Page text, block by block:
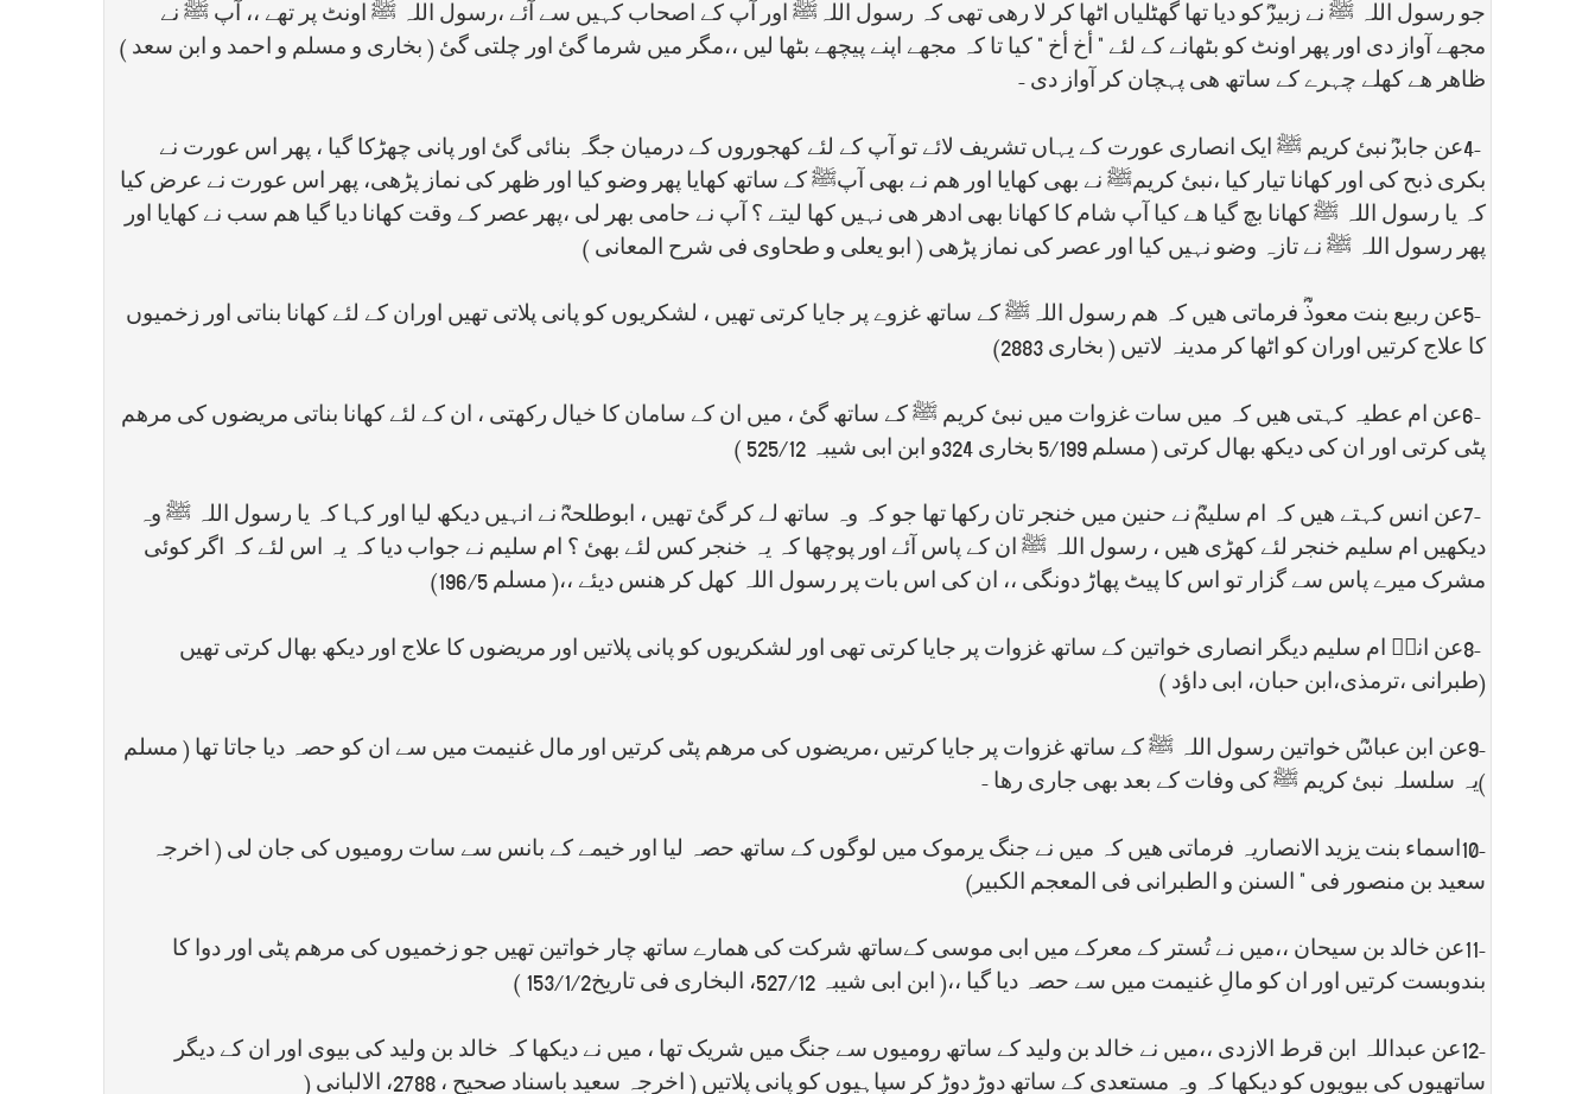
جو رسول اللہ ﷺ نے زبیرؓ کو دیا تھا گھٹلیاں اٹھا کر لا رھی تھی کہ رسول اللہﷺ اور آپ کے اصحاب کہیں سے آئے ،رسول اللہ ﷺ اونٹ پر تھے ،، آپ ﷺ نے
مجھے آواز دی اور پھر اونٹ کو بٹھانے کے لئے " أخ أخ " کیا تا کہ مجھے اپنے پیچھے بٹھا لیں ،،مگر میں شرما گئ اور چلتی گئ ( بخاری و مسلم و احمد و ابن سعد )
ظاھر ھے کھلے چہرے کے ساتھ ھی پہچان کر آواز دی -
4-عن جابرؓ نبئ کریم ﷺ ایک انصاری عورت کے یہاں تشریف لائے تو آپ کے لئے کھجوروں کے درمیان جگہ بنائی گئ اور پانی چھڑکا گیا ، پھر اس عورت نے
بکری ذبح کی اور کھانا تیار کیا ،نبئ کریمﷺ نے بھی کھایا اور ھم نے بھی آپﷺ کے ساتھ کھایا پھر وضو کیا اور ظھر کی نماز پڑھی، پھر اس عورت نے عرض کیا
کہ یا رسول اللہ ﷺ کھانا بچ گیا ھے کیا آپ شام کا کھانا بھی ادھر ھی نہیں کھا لیتے ؟ آپ نے حامی بھر لی ،پھر عصر کے وقت کھانا دیا گیا ھم سب نے کھایا اور
پھر رسول اللہ ﷺ نے تازہ وضو نہیں کیا اور عصر کی نماز پڑھی ( ابو یعلی و طحاوی فی شرح المعانی )
5-عن ربیع بنت معوذؓ فرماتی ھیں کہ ھم رسول اللہﷺ کے ساتھ غزوے پر جایا کرتی تھیں ، لشکریوں کو پانی پلاتی تھیں اوران کے لئے کھانا بناتی اور زخمیوں
کا علاج کرتیں اوران کو اٹھا کر مدینہ لاتیں ( بخاری 2883)
6-عن ام عطیہ کہتی ھیں کہ میں سات غزوات میں نبئ کریم ﷺ کے ساتھ گئ ، میں ان کے سامان کا خیال رکھتی ، ان کے لئے کھانا بناتی مریضوں کی مرھم
پٹی کرتی اور ان کی دیکھ بھال کرتی ( مسلم 5/199 بخاری 324و ابن ابی شیبہ 525/12 )
7-عن انس کہتے ھیں کہ ام سلیمؓ نے حنین میں خنجر تان رکھا تھا جو کہ وہ ساتھ لے کر گئ تھیں ، ابوطلحہؓ نے انہیں دیکھ لیا اور کہا کہ یا رسول اللہ ﷺ وہ
دیکھیں ام سلیم خنجر لئے کھڑی ھیں ، رسول اللہ ﷺ ان کے پاس آئے اور پوچھا کہ یہ خنجر کس لئے بھئ ؟ ام سلیم نے جواب دیا کہ یہ اس لئے کہ اگر کوئی
مشرک میرے پاس سے گزار تو اس کا پیٹ پھاڑ دونگی ،، ان کی اس بات پر رسول اللہ کھل کر ھنس دیئے ،،( مسلم 196/5)
8-عن انسؓ ام سلیم دیگر انصاری خواتین کے ساتھ غزوات پر جایا کرتی تھی اور لشکریوں کو پانی پلاتیں اور مریضوں کا علاج اور دیکھ بھال کرتی تھیں
(طبرانی ،ترمذی،ابن حبان، ابی داؤد )
9-عن ابن عباسؓ خواتین رسول اللہ ﷺ کے ساتھ غزوات پر جایا کرتیں ،مریضوں کی مرھم پٹی کرتیں اور مال غنیمت میں سے ان کو حصہ دیا جاتا تھا ( مسلم
)یہ سلسلہ نبئ کریم ﷺ کی وفات کے بعد بھی جاری رھا -
10-اسماء بنت یزید الانصاریہ فرماتی ھیں کہ میں نے جنگ یرموک میں لوگوں کے ساتھ حصہ لیا اور خیمے کے بانس سے سات رومیوں کی جان لی ( اخرجہ
سعید بن منصور فی " السنن و الطبرانی فی المعجم الکبیر)
11-عن خالد بن سیحان ،،میں نے تُستر کے معرکے میں ابی موسی کےساتھ شرکت کی ھمارے ساتھ چار خواتین تھیں جو زخمیوں کی مرھم پٹی اور دوا کا
بندوبست کرتیں اور ان کو مالِ غنیمت میں سے حصہ دیا گیا ،،( ابن ابی شیبہ 527/12، البخاری فی تاریخ153/1/2 )
12-عن عبداللہ ابن قرط الازدی ،،میں نے خالد بن ولید کے ساتھ رومیوں سے جنگ میں شریک تھا ، میں نے دیکھا کہ خالد بن ولید کی بیوی اور ان کے دیگر
ساتھیوں کی بیویوں کو دیکھا کہ وہ مستعدی کے ساتھ دوڑ دوڑ کر سپاہیوں کو پانی پلاتیں ( اخرجہ سعید باسناد صحیح ، 2788، الالبانی
)